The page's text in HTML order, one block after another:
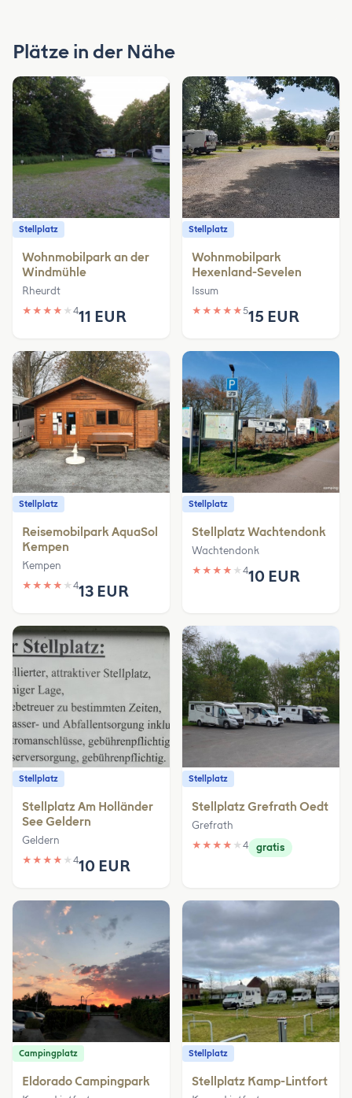
Plätze in der Nähe
Stellplatz
Wohnmobilpark an der
Windmühle
Rheurdt
★ ★ ★ ★ ★ 411 EUR
Stellplatz
Wohnmobilpark
Hexenland-Sevelen
Issum
★ ★ ★ ★ ★515 EUR
Stellplatz
Reisemobilpark AquaSol
Kempen
Kempen
★ ★ ★ ★ ★ 413 EUR
Stellplatz
Stellplatz Wachtendonk
Wachtendonk
★ ★ ★ ★ ★ 410 EUR
Stellplatz
Stellplatz Am Holländer
See Geldern
Geldern
★ ★ ★ ★ ★ 410 EUR
Stellplatz
Stellplatz Grefrath Oedt
Grefrath
★ ★ ★ ★ ★ 4 gratis
Campingplatz
Eldorado Campingpark
Stellplatz
Stellplatz Kamp-Lintfort